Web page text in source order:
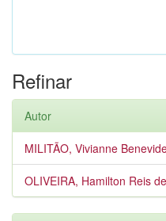
Refinar
Autor
MILITÃO, Vivianne
OLIVEIRA, Hamilton Reis de